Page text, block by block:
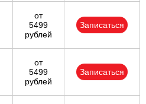
от
5499
рублей
Записаться
от
5499
рублей
Записаться